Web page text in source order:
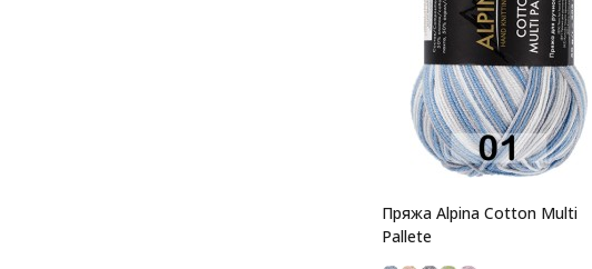
Пряжа Alpina Cotton Multi
Pallete